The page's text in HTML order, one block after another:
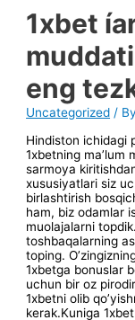
1xbet
eng
Uncategorized /
Hindiston ichidagi
1xbetning ma’lum
sarmoya
xususiyatlari siz
birlashtirish
ham, biz odamlar
muolajalarni
toshbaqalarning
toping.
1xbetga bonuslar
uchun bir oz
1xbetni olib
kerak.Kuniga